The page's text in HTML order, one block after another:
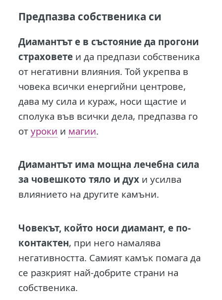
Предпазва собственика си
Диамантът е в състояние да прогони
страховете и да предпази собственика
от негативни влияния. Той укрепва в
човека всички енергийни центрове,
дава му сила и кураж, носи щастие и
сполука във всички дела, предпазва го
отуроки и магии.
Диамантът има мощна лечебна сила
за човешкото тяло и дух и усилва
влиянието на другите камъни.
Човекът, който носи диамант, е по-
контактен, при него намалява
негативността. Самият камък помага да
се разкрият най-добрите страни на
собственика.